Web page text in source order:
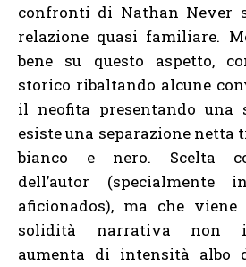
confronti di Nathan Never
relazione quasi familiare.
bene su questo aspetto,
storico ribaltando alcune
il neofita presentando
esiste una separazione netta
bianco e nero. Scelta
dell’autor (specialmente
aficionados), ma che
solidità narrativa non
aumenta di intensità albo